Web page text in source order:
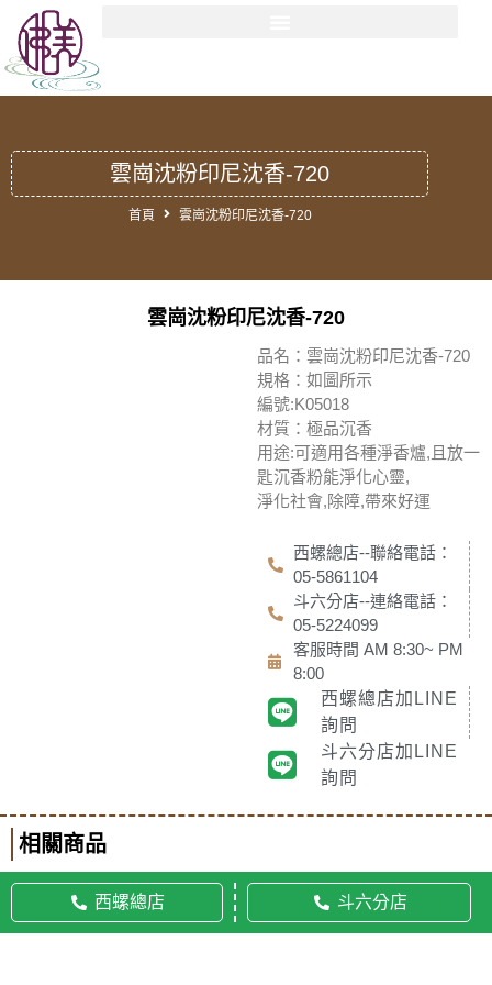
雲崗沈粉印尼沈香-720
首頁 雲崗沈粉印尼沈香-720
雲崗沈粉印尼沈香-720
品名：雲崗沈粉印尼沈香-720
規格：如圖所示
編號:K05018
材質：極品沉香
用途:可適用各種淨香爐,且放一
匙沉香粉能淨化心靈,
淨化社會,除障,帶來好運
西螺總店--聯絡電話：
05-5861104
斗六分店--連絡電話：
05-5224099
客服時間 AM 8:30~ PM
8:00
西螺總店加LINE
詢問
斗六分店加LINE
詢問
相關商品
西螺總店 斗六分店